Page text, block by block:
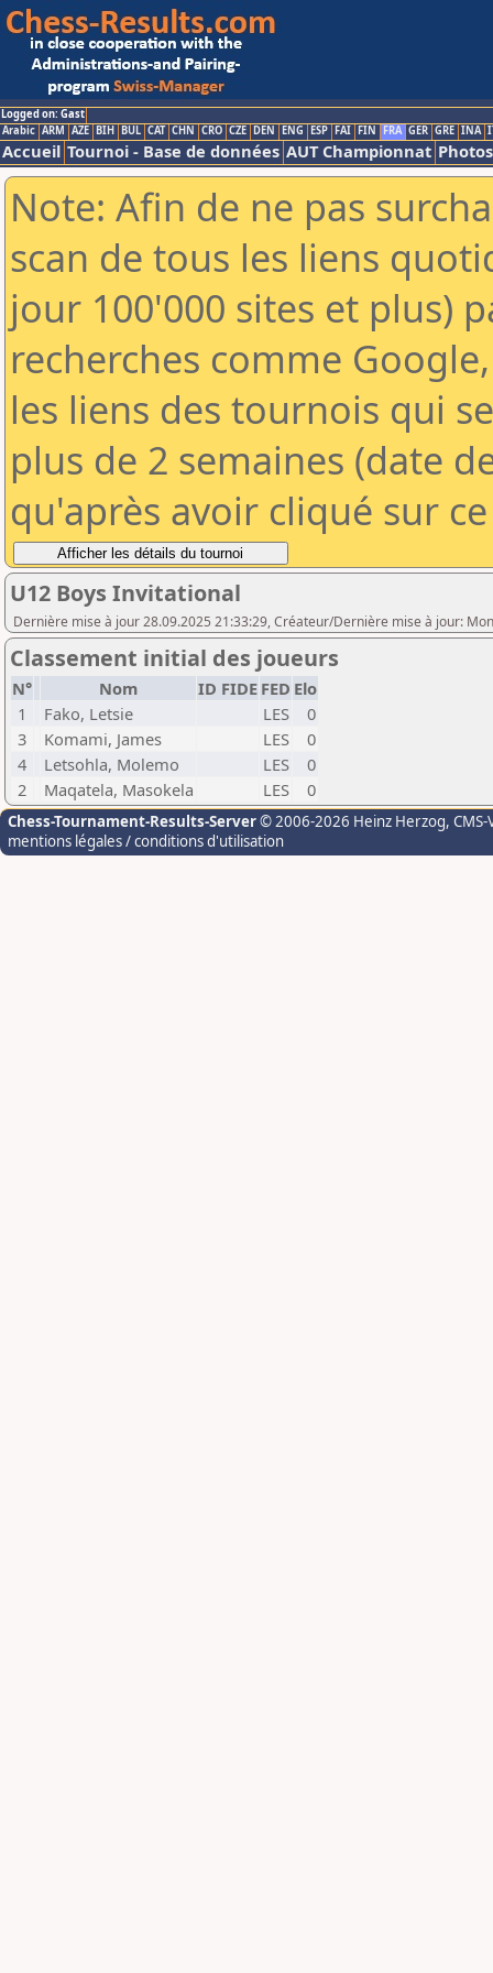
Logged on: Gast
Arabic ARM AZE BIH BUL CAT CHN CRO CZE DEN ENG ESP FAI FIN FRA GER GRE INA
Accueil Tournoi - Base de données AUT Championnat Photos
Note: Afin de ne pas
scan de tous les liens
jour 100'000 sites et plus)
recherches comme
les liens des tournois qui
plus de 2 semaines (date
qu'après avoir cliqué sur
U12 Boys Invitational
Dernière mise à jour 28.09.2025 21:33:29, Créateur/Dernière mise à jour:
Classement initial des joueurs
N° Nom ID FIDE FED Elo
1
Fako, Letsie LES
0
3
Komami, James LES
0
4
Letsohla, Molemo LES
0
2
Maqatela, Masokela LES 0
Chess-Tournament-Results-Server© 2006-2026 Heinz Herzog,
mentions légales / conditions d'utilisation